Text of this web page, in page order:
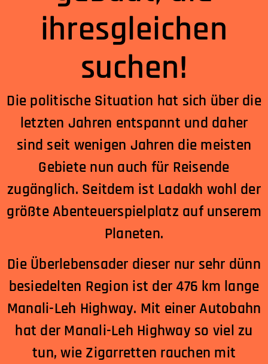
ihresgleichen
suchen!
Die politische Situation hat sich über die
letzten Jahren entspannt und daher
sind seit wenigen Jahren die meisten
Gebiete nun auch für Reisende
zugänglich. Seitdem ist Ladakh wohl der
größte Abenteuerspielplatz auf unserem
Planeten.
Die Überlebensader dieser nur sehr dünn
besiedelten Region ist der 476 km lange
Manali-Leh Highway. Mit einer Autobahn
hat der Manali-Leh Highway so viel zu
tun, wie Zigarretten rauchen mit